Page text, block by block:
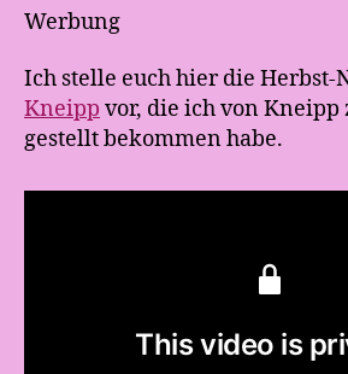
Werbung
Ich stelle euch hier die Herbst-
Kneipp vor, die ich von Kneipp
gestellt bekommen habe.